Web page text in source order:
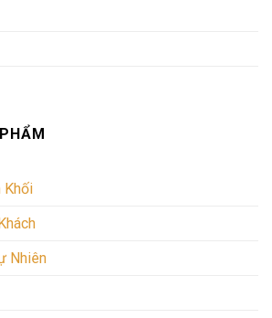
Khối
Nhiên